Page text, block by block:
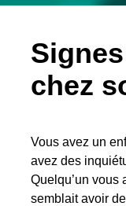
chez
Vous avez un
avez des
Quelqu’un vous
semblait avoir